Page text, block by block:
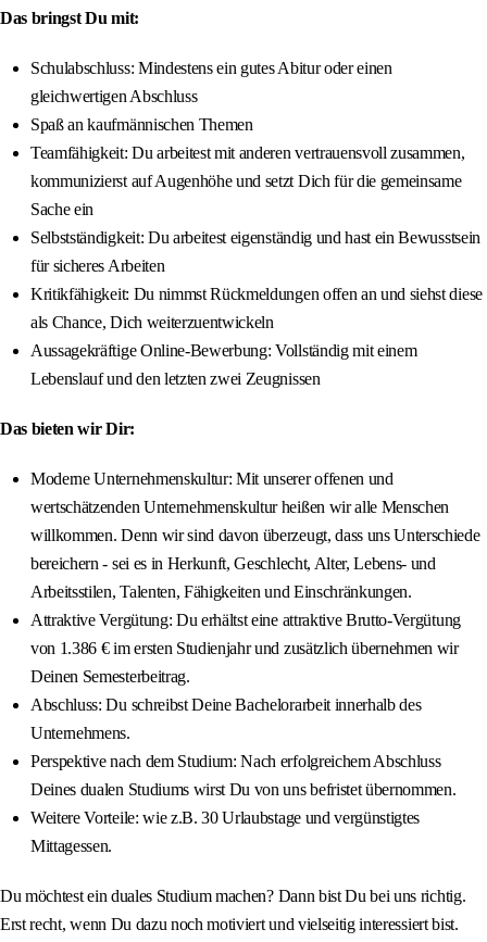
Das bringst Du mit:
Schulabschluss: Mindestens ein gutes Abitur oder einen
gleichwertigen Abschluss
Spaß an kaufmännischen Themen
Teamfähigkeit: Du arbeitest mit anderen vertrauensvoll zusammen,
kommunizierst auf Augenhöhe und setzt Dich für die gemeinsame
Sache ein
Selbstständigkeit: Du arbeitest eigenständig und hast ein Bewusstsein
für sicheres Arbeiten
Kritikfähigkeit: Du nimmst Rückmeldungen offen an und siehst diese
als Chance, Dich weiterzuentwickeln
Aussagekräftige Online-Bewerbung: Vollständig mit einem
Lebenslauf und den letzten zwei Zeugnissen
Das bieten wir Dir:
Moderne Unternehmenskultur: Mit unserer offenen und
wertschätzenden Unternehmenskultur heißen wir alle Menschen
willkommen. Denn wir sind davon überzeugt, dass uns Unterschiede
bereichern - sei es in Herkunft, Geschlecht, Alter, Lebens- und
Arbeitsstilen, Talenten, Fähigkeiten und Einschränkungen.
Attraktive Vergütung: Du erhältst eine attraktive Brutto-Vergütung
von 1.386 € im ersten Studienjahr und zusätzlich übernehmen wir
Deinen Semesterbeitrag.
Abschluss: Du schreibst Deine Bachelorarbeit innerhalb des
Unternehmens.
Perspektive nach dem Studium: Nach erfolgreichem Abschluss
Deines dualen Studiums wirst Du von uns befristet übernommen.
Weitere Vorteile: wie z.B. 30 Urlaubstage und vergünstigtes
Mittagessen.
Du möchtest ein duales Studium machen? Dann bist Du bei uns richtig.
Erst recht, wenn Du dazu noch motiviert und vielseitig interessiert bist.